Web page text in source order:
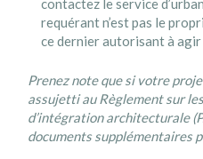
requérant n’est pas le
ce dernier autorisant à agir
Prenez note que si votre
assujetti au Règlement sur
d’intégration architecturale
documents supplémentaires